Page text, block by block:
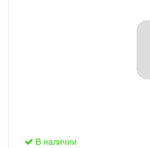
В наличии